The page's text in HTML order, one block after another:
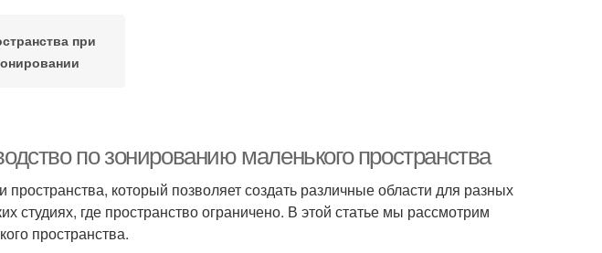
при
по зонированию маленького пространства
который позволяет создать различные области для разных
студиях, где пространство ограничено. В этой статье мы рассмотрим
пространства.